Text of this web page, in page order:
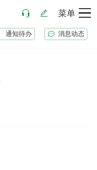
菜单
通知待办 消息动态